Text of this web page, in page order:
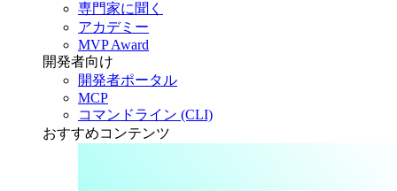
専門家に聞く
アカデミー
MVP Award
開発者向け
開発者ポータル
MCP
コマンドライン (CLI)
おすすめコンテンツ